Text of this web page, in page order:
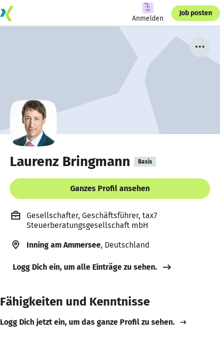
Anmelden
Job posten
Laurenz Bringmann Basis
Ganzes Profil ansehen
Gesellschafter, Geschäftsführer, tax7
Steuerberatungsgesellschaft mbH
Inning am Ammersee, Deutschland
Logg Dich ein, um alle Einträge zu sehen.
Fähigkeiten und Kenntnisse
Logg Dich jetzt ein, um das ganze Profil zu sehen.